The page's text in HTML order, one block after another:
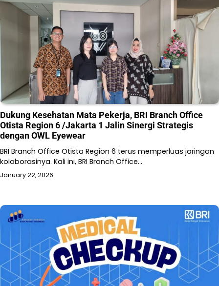
Dukung Kesehatan Mata Pekerja, BRI Branch Office
Otista Region 6 /Jakarta 1 Jalin Sinergi Strategis
dengan OWL Eyewear
BRI Branch Office Otista Region 6 terus memperluas jaringan
kolaborasinya. Kali ini, BRI Branch Office…
January 22, 2026